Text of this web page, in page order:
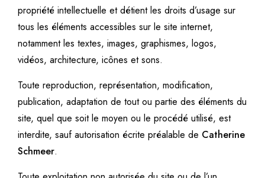
propriété intellectuelle et détient les droits d’usage sur
tous les éléments accessibles sur le site internet,
notamment les textes, images, graphismes, logos,
vidéos, architecture, icônes et sons.
Toute reproduction, représentation, modification,
publication, adaptation de tout ou partie des éléments du
site, quel que soit le moyen ou le procédé utilisé, est
interdite, sauf autorisation écrite préalable de Catherine
Schmeer.